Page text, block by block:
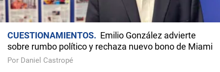
CUESTIONAMIENTOS
Emilio González advierte
sobre rumbo político y rechaza nuevo bono de Miami
Por Daniel Castropé